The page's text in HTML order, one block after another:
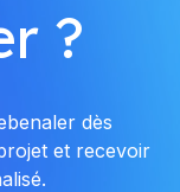
?
dès
et recevoir